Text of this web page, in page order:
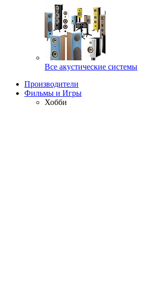
Все акустические системы
Производители
Фильмы и Игры
Хобби